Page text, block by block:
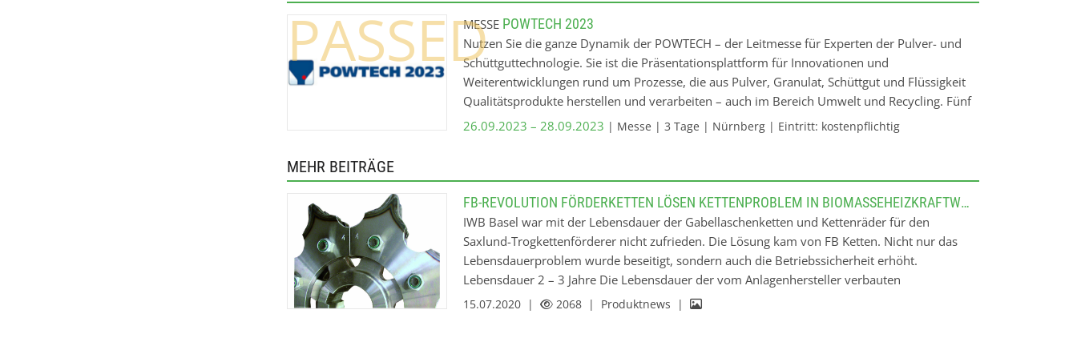
MESSE POWTECH 2023
Nutzen Sie die ganze Dynamik der POWTECH – der Leitmesse für Experten der Pulver- und
Schüttguttechnologie. Sie ist die Präsentationsplattform für Innovationen und
Weiterentwicklungen rund um Prozesse, die aus Pulver, Granulat, Schüttgut und Flüssigkeit
Qualitätsprodukte herstellen und verarbeiten – auch im Bereich Umwelt und Recycling. Fünf
gute Gründe die POWTECH zu besuchen 1. 360° mechanische Verfahrenstechnik Ein Bild
Branche über die neuesten Entwicklungen rund um das Analysieren, Zerkleinern, Sieben,
Mischen, Fördern, Dosieren und Kompaktieren aus. Ob Energieeffizienz, Nachhaltigkeit,
schonende Verarbeitung oder Prozessoptimierung - als unangefochtene weltweite Nummer
eins rückt die POWTECH 2022 die Innovationen, die die mechanische Verfahrenstechnik
bewegen, in den Fokus. 2. Klarer Fokus auf Pulver-, Granulat- und Schüttguttechnologie Als
internationale Fachmesse spiegelt die POWTECH die Trends der Branche wider und sie tut
Ausstellern und Besuchern. Kompakt und auf kürzestem Weg sind die führenden Anbieter
26.09.2023 – 28.09.2023 | Messe | 3 Tage | Nürnberg | Eintritt: kostenpflichtig
PASSED
MEHR BEITRÄGE
FB-REVOLUTION FÖRDERKETTEN LÖSEN KETTENPROBLEM IN BIOMASSEHEIZKRAFTWERK
IWB Basel war mit der Lebensdauer der Gabellaschenketten und Kettenräder für den
Saxlund-Trogkettenförderer nicht zufrieden. Die Lösung kam von FB Ketten. Nicht nur das
Lebensdauerproblem wurde beseitigt, sondern auch die Betriebssicherheit erhöht.
Lebensdauer 2 – 3 Jahre Die Lebensdauer der vom Anlagenhersteller verbauten
Gabellaschenketten und Ketten-räder lag bei max. 3 Jahren. Die Ketten waren mit rostfreien
15.07.2020 | 2068 | Produktnews |